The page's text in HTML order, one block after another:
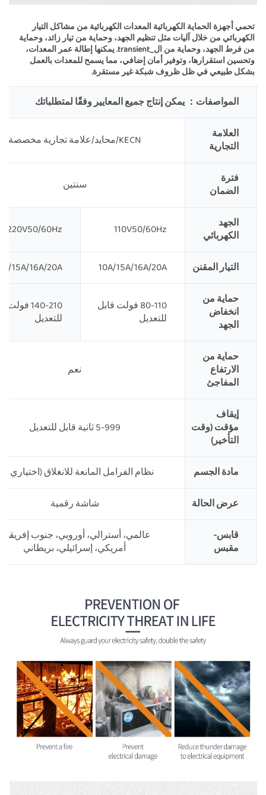
تحمي أجهزة الحماية الكهربائية المعدات الكهربائية من مشاكل التيار
بشكل طبيعي في ظل ظروف شبكة غير مستقرة.
المواصفات：يمكن إنتاج جميع المعايير وفقًا لمتطلباتك
العلامة
التجارية
KECN/محايد/علامة تجارية مخصصة
فترة
الضمان
سنتين
الجهد
الكهربائي
110V50/60Hz
220V50/60Hz
التيار المقنن 10A/15A/16A/20A
15A/16A/20A
حماية من
انخفاض
الجهد
80-110 فولت قابل
للتعديل
140-210
للتعديل
حماية من
الارتفاع
المفاجئ
نعم
إيقاف
مؤقت (وقت
التأخير)
5-999 ثانية قابل للتعديل
مادة الجسم نظام الفرامل المانعة للانغلاق (اختياري PC)
عرض الحالة شاشة رقمية
قابس-
مقبس
عالمي، أسترالي، أوروبي، جنوب
أمريكي، إسرائيلي، بريطاني